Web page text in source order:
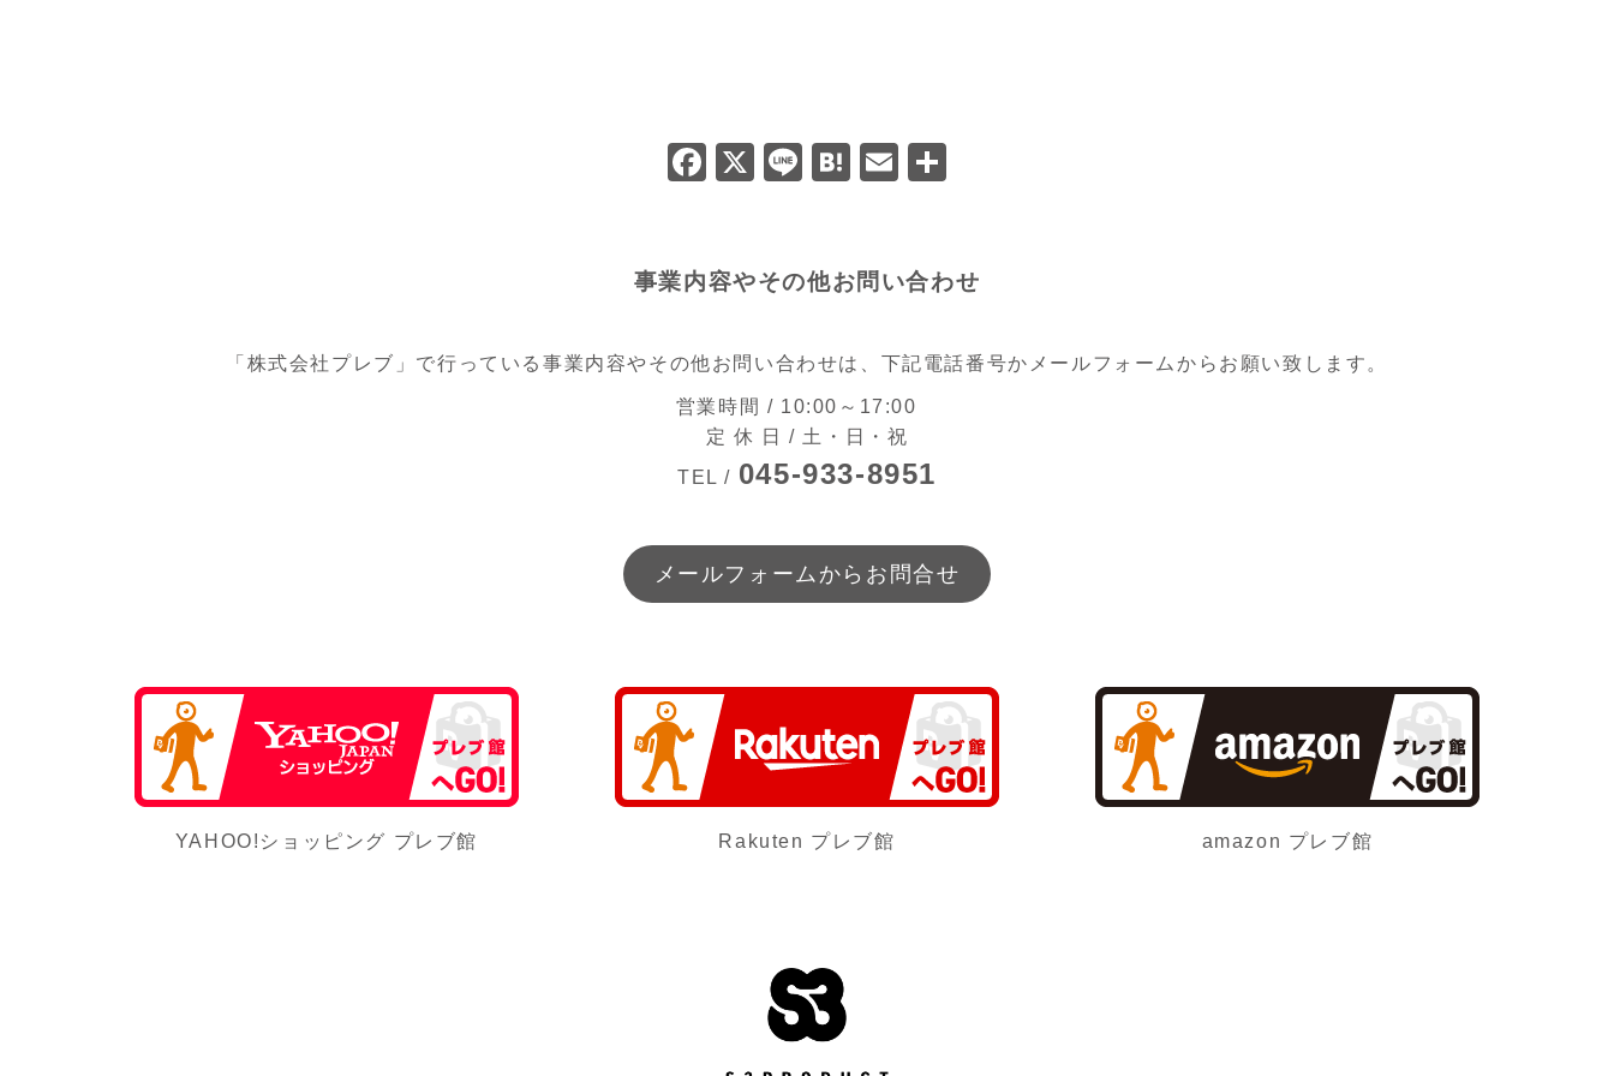
F
e
o
o
k
X
Li
H
n
E
l
事業内容やその他お問い合わせ
「株式会社プレブ」で行っている事業内容やその他お問い合わせは、下記電話番号かメールフォームからお願い致します。
営業時間 / 10:00～17:00
定 休 日 / 土・日・祝
TEL / 045-933-8951
メールフォームからお問合せ
YAHOO!ショッピング プレブ館 Rakuten プレブ館 amazon プレブ館